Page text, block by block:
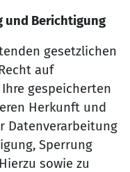
und Berichtigung
gesetzlichen
auf
gespeicherten
Herkunft und
Datenverarbeitung
Sperrung
sowie zu